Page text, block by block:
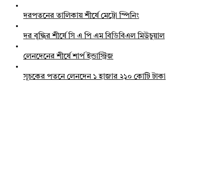
দরপতনের তালিকায় শীর্ষে মেট্রো স্পিনিং
দর বৃদ্ধির শীর্ষে সি এ পি এম বিডিবিএল মিউচুয়াল
লেনদেনের শীর্ষে শার্প ইন্ডাস্ট্রিজ
সূচকের পতনে লেনদেন ১ হাজার ২১০ কোটি টাকা